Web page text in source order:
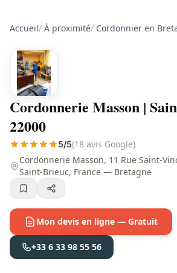
Accueil/ À proximité/ Cordonnier en
Cordonnerie Masson |
22000
5/5(18 avis Google)
Cordonnerie Masson, 11 Rue Saint-
Saint-Brieuc, France — Bretagne
Mon devis en ligne — Gratuit
+33 6 33 98 55 56